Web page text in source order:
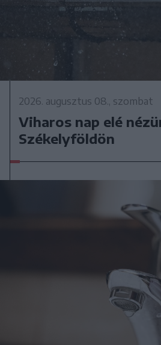
2026. augusztus 08., szombat
Viharos nap elé
Székelyföldön